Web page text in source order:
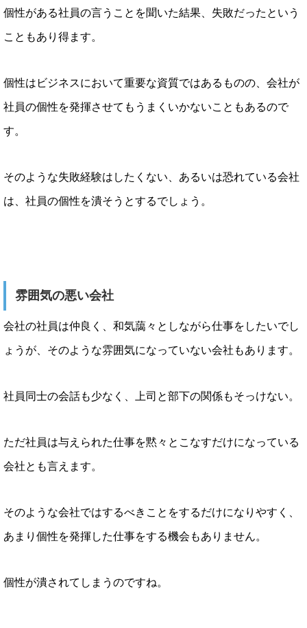
個性がある社員の言うことを聞いた結果、失敗だったという
こともあり得ます。
個性はビジネスにおいて重要な資質ではあるものの、会社が
社員の個性を発揮させてもうまくいかないこともあるので
す。
そのような失敗経験はしたくない、あるいは恐れている会社
は、社員の個性を潰そうとするでしょう。
雰囲気の悪い会社
会社の社員は仲良く、和気藹々としながら仕事をしたいでし
ょうが、そのような雰囲気になっていない会社もあります。
社員同士の会話も少なく、上司と部下の関係もそっけない。
ただ社員は与えられた仕事を黙々とこなすだけになっている
会社とも言えます。
そのような会社ではするべきことをするだけになりやすく、
あまり個性を発揮した仕事をする機会もありません。
個性が潰されてしまうのですね。